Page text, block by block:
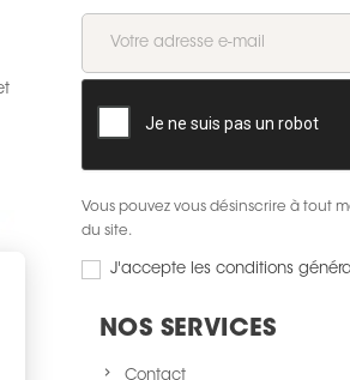
Vous pouvez vous désinscrire à tout
du site.
J'accepte les conditions
NOS SERVICES
Contact